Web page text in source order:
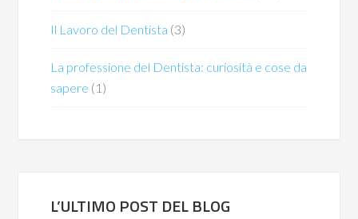
Il Lavoro del Dentista (3)
La professione del Dentista: curiosità e cose da
sapere (1)
L’ULTIMO POST DEL BLOG